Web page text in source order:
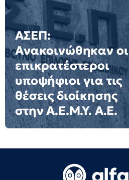
ΑΣΕΠ:
Ανακοινώθηκαν οι
επικρατέστεροι
υποψήφιοι για τις
θέσεις διοίκησης
στην Α.Ε.Μ.Υ. Α.Ε.